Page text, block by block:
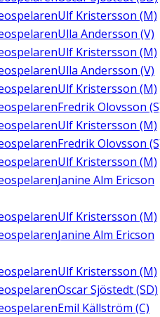
Ulf Kristersson (M)
Ulla Andersson (V)
Ulf Kristersson (M)
Ulla Andersson (V)
Ulf Kristersson (M)
Fredrik Olovsson
Ulf Kristersson (M)
Fredrik Olovsson
Ulf Kristersson (M)
Janine Alm Ericson
Ulf Kristersson (M)
Janine Alm Ericson
Ulf Kristersson (M)
Oscar Sjöstedt (SD)
Emil Källström (C)